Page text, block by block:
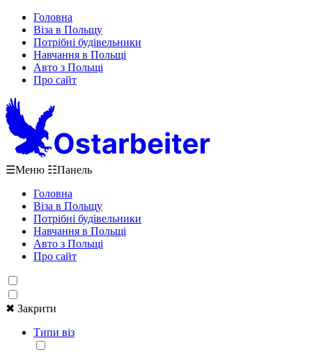
Головна
Віза в Польщу
Потрібні будівельники
Навчання в Польщі
Авто з Польщі
Про сайт
☰Меню ☷Панель
Головна
Віза в Польщу
Потрібні будівельники
Навчання в Польщі
Авто з Польщі
Про сайт
✖ Закрити
Типи віз